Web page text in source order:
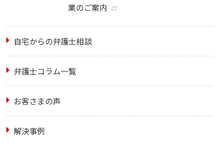
業のご案内
自宅からの弁護士相談
弁護士コラム一覧
お客さまの声
解決事例